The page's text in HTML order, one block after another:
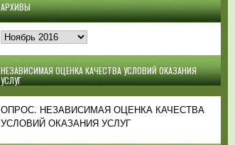
АРХИВЫ
Архивы
НЕЗАВИСИМАЯ ОЦЕНКА КАЧЕСТВА УСЛОВИЙ ОКАЗАНИЯ
УСЛУГ
ОПРОС. НЕЗАВИСИМАЯ ОЦЕНКА КАЧЕСТВА
УСЛОВИЙ ОКАЗАНИЯ УСЛУГ